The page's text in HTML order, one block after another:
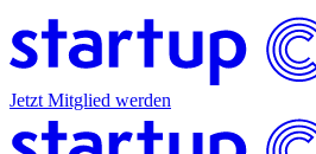
Jetzt Mitglied werden